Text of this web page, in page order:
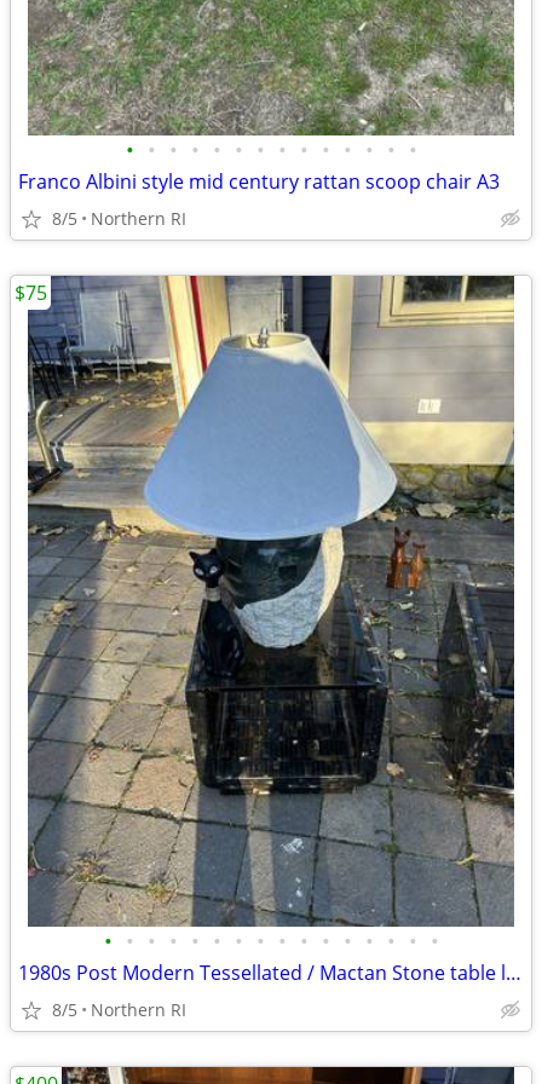
• • • • • • • • • • • • • •
Franco Albini style mid century rattan scoop chair A3
8/5 Northern RI
• • • • • • • • • • • • • • • •
1980s Post Modern Tessellated / Mactan Stone table lamp A436
8/5 Northern RI
$75